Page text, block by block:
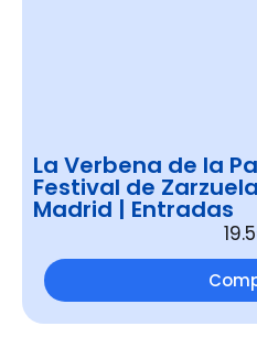
La Verbena de la
Festival de
Madrid | Entradas